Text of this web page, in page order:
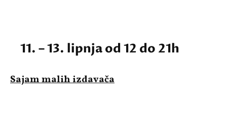
11. – 13. lipnja od 12 do 21h
Sajam malih izdavača